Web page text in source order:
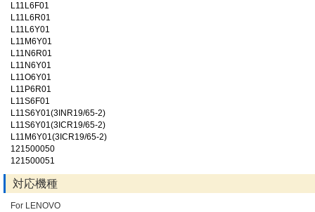
L11L6F01
L11L6R01
L11L6Y01
L11M6Y01
L11N6R01
L11N6Y01
L11O6Y01
L11P6R01
L11S6F01
L11S6Y01(3INR19/65-2)
L11S6Y01(3ICR19/65-2)
L11M6Y01(3ICR19/65-2)
121500050
121500051
対応機種
For LENOVO